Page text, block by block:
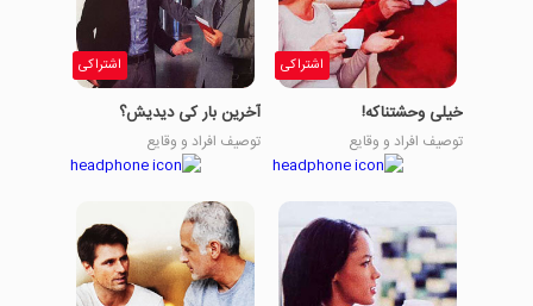
اشتراکی
خیلی وحشتناکه!
توصیف افراد و وقایع
اشتراکی
آخرین بار کی دیدیش؟
توصیف افراد و وقایع